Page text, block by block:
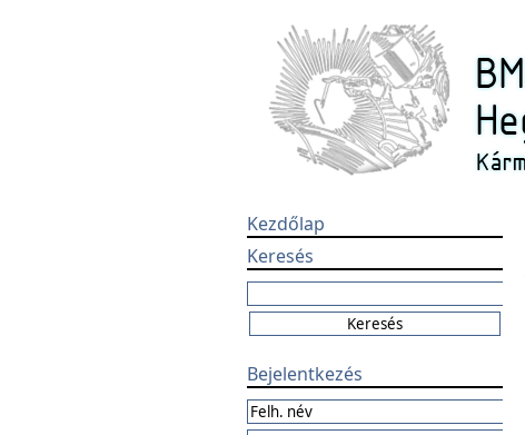
Kezdőlap
Keresés
Bejelentkezés